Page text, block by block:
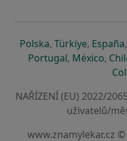
Polskase otevře v nové
, Türkiyese
, España,
Portugalse otevře v
, Méxicose
,
NAŘÍZENÍ (EU) 2022/
uživatelů/
www.znamylekar.cz